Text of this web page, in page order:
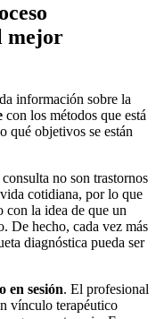
mejor
información sobre la
con los métodos que está
qué objetivos se están
no son trastornos
cotidiana, por lo que
con la idea de que un
De hecho, cada vez más
diagnóstica pueda ser
en sesión. El profesional
vínculo terapéutico